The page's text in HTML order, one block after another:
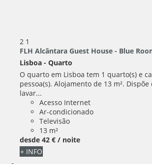
2 1
FLH Alcântara Guest House - Blue
Lisboa - Quarto
O quarto em Lisboa tem 1 quarto(s) e
pessoa(s). Alojamento de 13 m².
lavar...
Acesso Internet
Ar-condicionado
Televisão
13 m²
desde 42 € / noite
+ INFO